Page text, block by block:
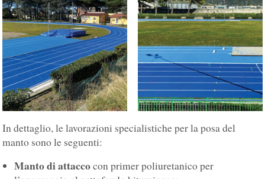
In dettaglio, le lavorazioni specialistiche per la posa del
manto sono le seguenti:
Manto di attaccocon primer poliuretanico per